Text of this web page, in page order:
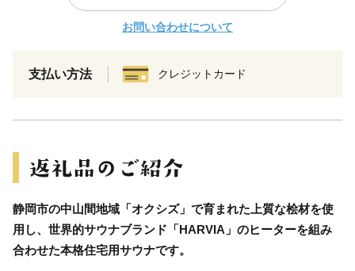
お問い合わせについて
支払い方法 クレジットカード
静岡市の中山間地域「オクシズ」で育まれた上質な桧材を使
用し、世界的サウナブランド「HARVIA」のヒーターを組み
合わせた本格住宅用サウナです。